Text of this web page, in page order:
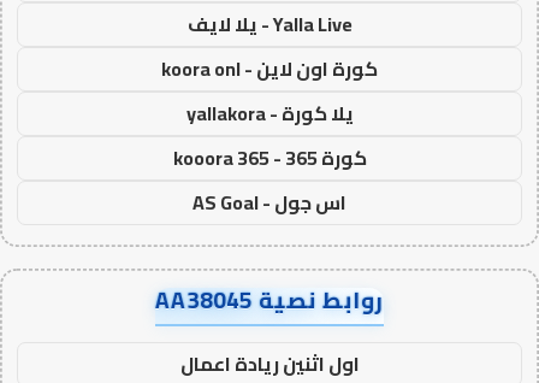
Yalla Live - يلا لايف
كورة اون لاين - koora onl
يلا كورة - yallakora
كورة 365 - kooora 365
اس جول - AS Goal
روابط نصية AA38045
اول اثنين ريادة اعمال